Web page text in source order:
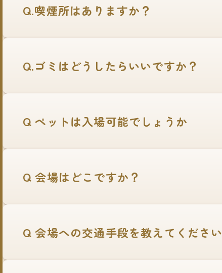
Q.喫煙所はありますか？
Q.ゴミはどうしたらいいですか？
Q ペットは入場可能でしょうか
Q 会場はどこですか？
Q 会場への交通手段を教えてください